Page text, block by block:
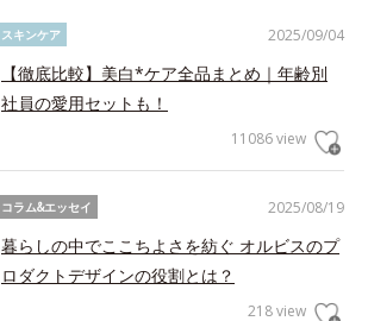
2025/09/04
スキンケア
【徹底比較】美白*ケア全品まとめ｜年齢別
社員の愛用セットも！
11086 view
2025/08/19
コラム&エッセイ
暮らしの中でここちよさを紡ぐ オルビスのプ
ロダクトデザインの役割とは？
218 view